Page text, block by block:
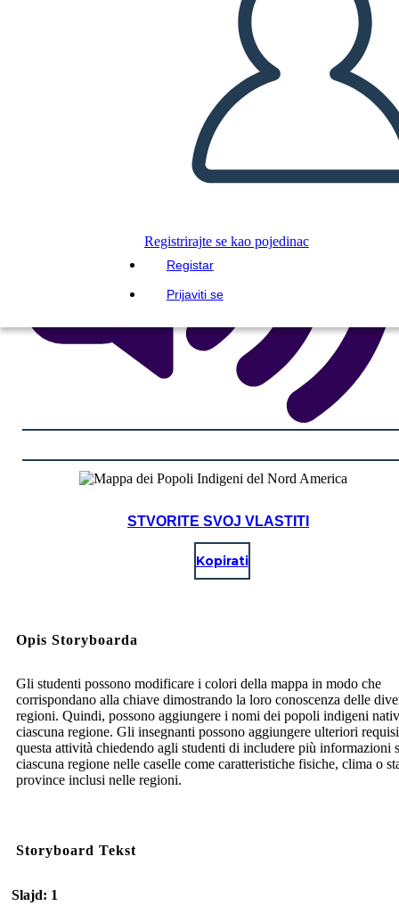
Registrirajte se kao pojedinac
Registar
Prijaviti se
REPRODUCIRAJ DIJAPROJEKCIJU
ČITAJ MI
STVORITE SVOJ VLASTITI
Kopirati
Opis Storyboarda
Gli studenti possono modificare i colori della mappa in modo che
corrispondano alla chiave dimostrando la loro conoscenza delle
regioni. Quindi, possono aggiungere i nomi dei popoli indigeni
ciascuna regione. Gli insegnanti possono aggiungere ulteriori
questa attività chiedendo agli studenti di includere più informazioni
ciascuna regione nelle caselle come caratteristiche fisiche, clima o
province inclusi nelle regioni.
Storyboard Tekst
Slajd: 1